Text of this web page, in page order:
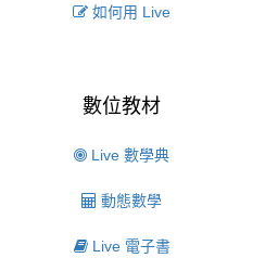
如何用 Live
數位教材
Live 數學典
動態數學
Live 電子書